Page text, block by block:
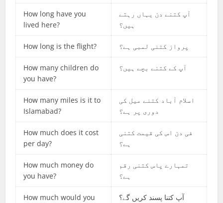
How long have you
lived here?
آپ کتنے دن یہاں رہتے
ہیں؟
How long is the flight? پرواز کتنی لمبی ہے؟
How many children do
you have?
آپ کے کتنے بچے ہیں؟
How many miles is it to
Islamabad?
اسلام آباد کتنے میل کی
دوری پر ہے؟
How much does it cost
per day?
فی دن اس کی قیمت کتنی
ہے؟
How much money do
you have?
تمہارے پاس کتنی رقم
ہے؟
How much would you
آپ کتنا پسند کریں گے؟